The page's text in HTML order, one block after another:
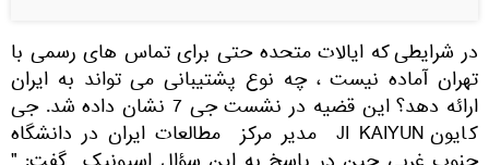
در شرایطی که ایالات متحده حتی برای تماس های رسمی با
تهران آماده نیست ، چه نوع پشتیبانی می تواند به ایران
ارائه دهد؟ این قضیه در نشست جی 7 نشان داده شد. جی
کایون JI KAIYUN مدیر مرکز مطالعات ایران در دانشگاه